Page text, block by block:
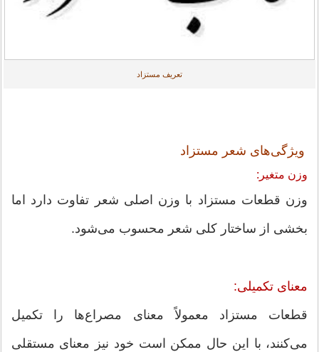
تعریف مستزاد
ویژگی‌های شعر مستزاد
وزن متغیر:
وزن قطعات مستزاد با وزن اصلی شعر تفاوت دارد اما
بخشی از ساختار کلی شعر محسوب می‌شود.
معنای تکمیلی:
قطعات مستزاد معمولاً معنای مصراع‌ها را تکمیل
می‌کنند، با این حال ممکن است خود نیز معنای مستقلی